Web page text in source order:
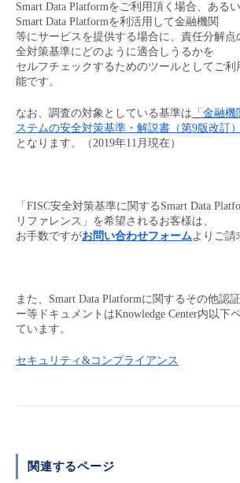
Smart Data Platformをご利用頂く場合、ある
Smart Data Platformを利活用して金融機関
等にサービスを提供する場合に、責任分解点
全対策基準にどのように適合しうるかを
セルフチェックするためのツールとしてご利
能です。
なお、調査の対象としている基準は 「金融
ステムの安全対策基準・解説書（第9版改訂）
となります。（2019年11月現在）
「FISC安全対策基準に関するSmart Data
リファレンス」を希望されるお客様は、
お手数ですがお問い合わせフォームよりご請
また、Smart Data Platformに関するその他認
ー等ドキュメントはKnowledge Center内以下
ています。
セキュリティ&コンプライアンス
関連するページ